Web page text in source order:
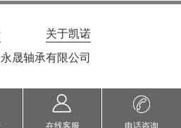
关于凯诺
晟轴承有限公司
在线客服 电话咨询